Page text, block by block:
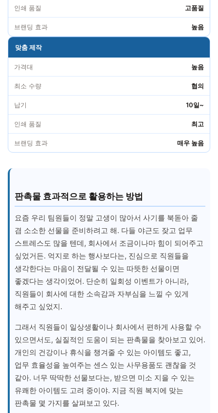
인쇄 품질 고품질
브랜딩 효과 높음
맞춤 제작
가격대 높음
최소 수량 협의
납기 10일~
인쇄 품질 최고
브랜딩 효과 매우 높음
판촉물 효과적으로 활용하는 방법
요즘 우리 팀원들이 정말 고생이 많아서 사기를 북돋아 줄
겸 소소한 선물을 준비하려고 해. 다들 야근도 잦고 업무
스트레스도 많을 텐데, 회사에서 조금이나마 힘이 되어주고
싶었거든. 억지로 하는 행사보다는, 진심으로 직원들을
생각한다는 마음이 전달될 수 있는 따뜻한 선물이면
좋겠다는 생각이었어. 단순히 일회성 이벤트가 아니라,
직원들이 회사에 대한 소속감과 자부심을 느낄 수 있게
해주고 싶었지.
그래서 직원들이 일상생활이나 회사에서 편하게 사용할 수
있으면서도, 실질적인 도움이 되는 판촉물을 찾아보고 있어.
개인의 건강이나 휴식을 챙겨줄 수 있는 아이템도 좋고,
업무 효율성을 높여주는 센스 있는 사무용품도 괜찮을 것
같아. 너무 딱딱한 선물보다는, 받으면 미소 지을 수 있는
유쾌한 아이템도 고려 중이야. 지금 직원 복지에 맞는
판촉물 몇 가지를 살펴보고 있다.